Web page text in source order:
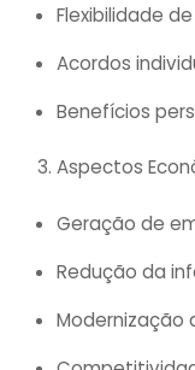
Flexibilidade
Acordos
Benefícios
Aspectos
Geração de
Redução da
Modernização